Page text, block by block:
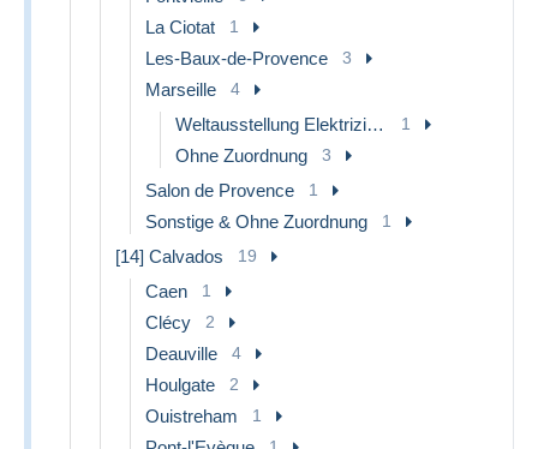
La Ciotat 1
Les-Baux-de-Provence 3
Marseille 4
Weltausstellung Elektrizität 1908 u.a. 1
Ohne Zuordnung 3
Salon de Provence 1
Sonstige & Ohne Zuordnung 1
[14] Calvados 19
Caen 1
Clécy 2
Deauville 4
Houlgate 2
Ouistreham 1